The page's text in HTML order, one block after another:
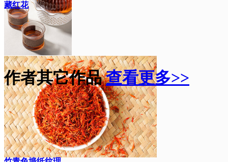
藏红花
作者其它作品 查看更多>>